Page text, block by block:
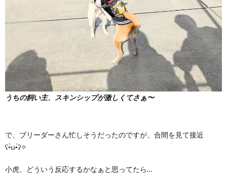
うちの飼い主、スキンシップが激しくてさぁ〜
で、ブリーダーさん忙しそうだったのですが、合間を見て接近
ʕ•̀ω•́ʔ✧
小虎、どういう反応するかなぁと思ってたら…